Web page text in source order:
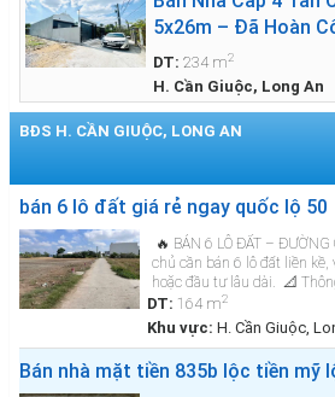
5x26m – Đã Hoàn
DT: 234 m2
H. Cần Giuộc, Long An
BĐS H. CẦN GIUỘC, LONG AN
bán 6 lô đất giá rẻ ngay quốc lộ 50
🔥 BÁN 6 LÔ ĐẤT –
chủ cần bán 6 lô đất liền
hoặc đầu tư lâu dài. 📐
DT: 164 m2
Khu vực: H. Cần Giuộc,
Bán nhà mặt tiền 835b lộc tiền mỹ